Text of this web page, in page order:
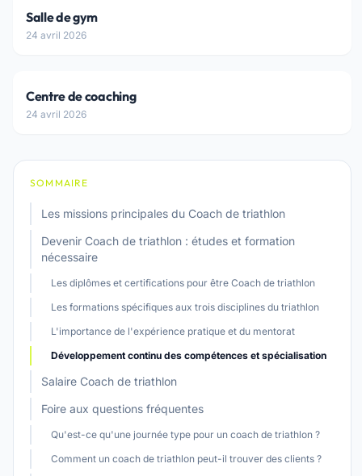
Salle de gym
24 avril 2026
Centre de coaching
24 avril 2026
SOMMAIRE
Les missions principales du Coach de triathlon
Devenir Coach de triathlon : études et formation
nécessaire
Les diplômes et certifications pour être Coach de triathlon
Les formations spécifiques aux trois disciplines du triathlon
L'importance de l'expérience pratique et du mentorat
Développement continu des compétences et spécialisation
Salaire Coach de triathlon
Foire aux questions fréquentes
Qu'est-ce qu'une journée type pour un coach de triathlon ?
Comment un coach de triathlon peut-il trouver des clients ?